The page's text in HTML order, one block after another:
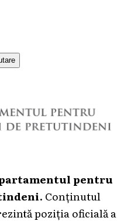
pentru
. Conținutul
poziția oficială a